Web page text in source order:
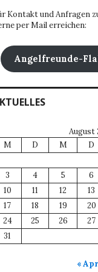
Kontakt und Anfragen
per Mail erreichen:
Angelfreunde-
August
M
D M D
3
4 5 6
10
11 12 13
17
18 19 20
24
25 26 27
31
«